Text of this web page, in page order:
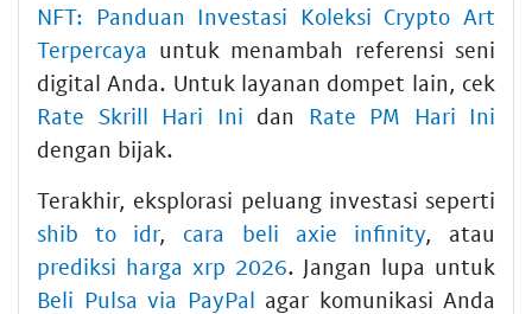
NFT: Panduan Investasi Koleksi Crypto Art
Terpercaya untuk menambah referensi seni
digital Anda. Untuk layanan dompet lain, cek
Rate Skrill Hari Ini dan Rate PM Hari Ini
dengan bijak.
Terakhir, eksplorasi peluang investasi seperti
shib to idr, cara beli axie infinity, atau
prediksi harga xrp 2026. Jangan lupa untuk
Beli Pulsa via PayPal agar komunikasi Anda